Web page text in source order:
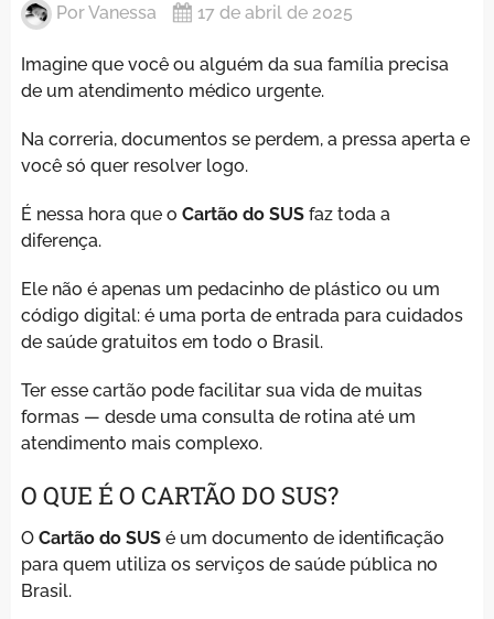
PorVanessa 17 de abril de 2025
Imagine que você ou alguém da sua família precisa
de um atendimento médico urgente.
Na correria, documentos se perdem, a pressa aperta e
você só quer resolver logo.
É nessa hora que o Cartão do SUSfaz toda a
diferença.
Ele não é apenas um pedacinho de plástico ou um
código digital: é uma porta de entrada para cuidados
de saúde gratuitos em todo o Brasil.
Ter esse cartão pode facilitar sua vida de muitas
formas — desde uma consulta de rotina até um
atendimento mais complexo.
O QUE É O CARTÃO DO SUS?
O Cartão do SUSé um documento de identificação
para quem utiliza os serviços de saúde pública no
Brasil.